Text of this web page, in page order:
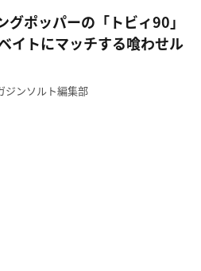
ポッパーの「トビィ90」
イトにマッチする喰わせル
ジンソルト編集部